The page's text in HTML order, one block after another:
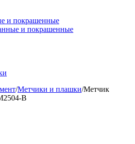
и покрашенные
и покрашенные
/Метчики и плашки/Метчик
B